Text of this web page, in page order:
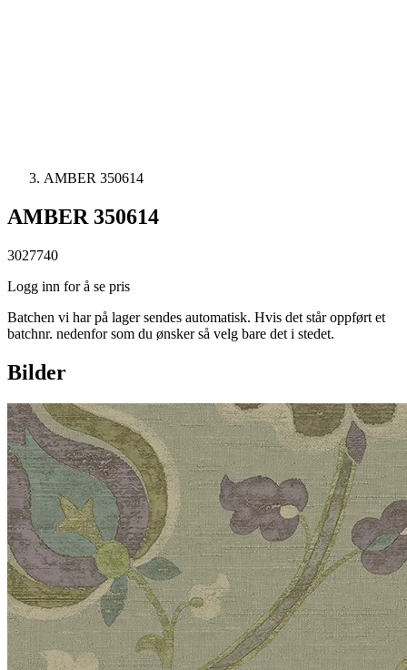
AMBER 350614
AMBER 350614
3027740
Logg inn for å se pris
Batchen vi har på lager sendes automatisk. Hvis det står oppført et
batchnr. nedenfor som du ønsker så velg bare det i stedet.
Bilder